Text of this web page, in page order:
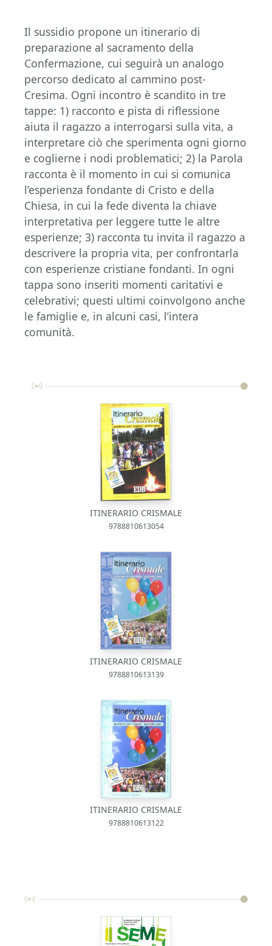
Il sussidio propone un itinerario di
preparazione al sacramento della
Confermazione, cui seguirà un analogo
percorso dedicato al cammino post-
Cresima. Ogni incontro è scandito in tre
tappe: 1) racconto e pista di riflessione
aiuta il ragazzo a interrogarsi sulla vita, a
interpretare ciò che sperimenta ogni giorno
e coglierne i nodi problematici; 2) la Parola
racconta è il momento in cui si comunica
l’esperienza fondante di Cristo e della
Chiesa, in cui la fede diventa la chiave
interpretativa per leggere tutte le altre
esperienze; 3) racconta tu invita il ragazzo a
descrivere la propria vita, per confrontarla
con esperienze cristiane fondanti. In ogni
tappa sono inseriti momenti caritativi e
celebrativi; questi ultimi coinvolgono anche
le famiglie e, in alcuni casi, l’intera
comunità.
ITINERARIO CRISMALE
9788810613054
ITINERARIO CRISMALE
9788810613139
ITINERARIO CRISMALE
9788810613122